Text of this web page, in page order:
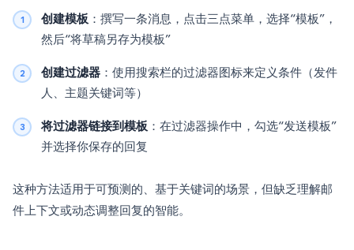
创建模板 ：撰写一条消息，点击三点菜单，选择“模板”，
然后“将草稿另存为模板”
创建过滤器 ：使用搜索栏的过滤器图标来定义条件（发件
人、主题关键词等）
将过滤器链接到模板 ：在过滤器操作中，勾选“发送模板”
并选择你保存的回复
这种方法适用于可预测的、基于关键词的场景，但缺乏理解邮
件上下文或动态调整回复的智能。